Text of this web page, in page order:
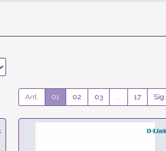
Ant. 01 02 03 ... 17 Sig.